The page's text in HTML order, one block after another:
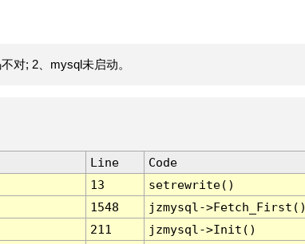
对; 2、mysql未启动。
Line
Code
13
setrewrite()
1548
jzmysql-
211
jzmysql->Init()